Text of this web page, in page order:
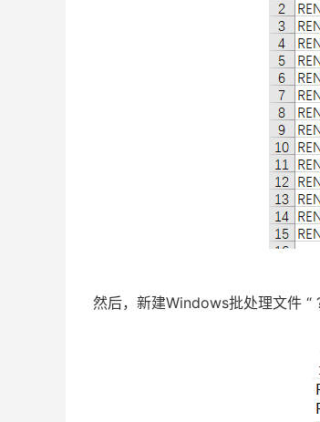
然后，新建Windows批处理文件 “